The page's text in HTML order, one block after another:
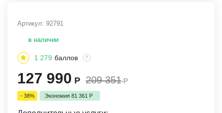
Артикул: 92791
в наличии
1 279 баллов ?
127 990 Р 209 351 Р
- 38% Экономия 81 361 Р